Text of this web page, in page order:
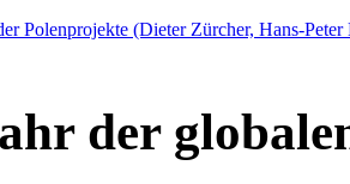
Polenprojekte (Dieter Zürcher, Hans-
der